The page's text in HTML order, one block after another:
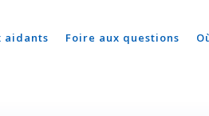
aidants Foire aux questions